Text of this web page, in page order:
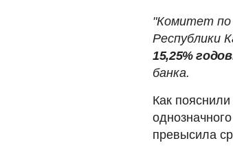
"Комитет по
Республики
15,25%
банка.
Как
превысила